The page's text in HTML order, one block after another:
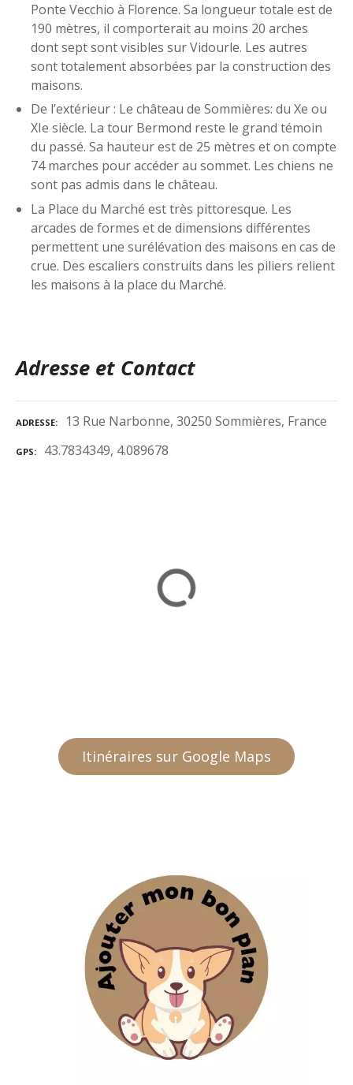
Ponte Vecchio à Florence. Sa longueur totale est de
190 mètres, il comporterait au moins 20 arches
dont sept sont visibles sur Vidourle. Les autres
sont totalement absorbées par la construction des
maisons.
De l’extérieur : Le château de Sommières: du Xe ou
XIe siècle. La tour Bermond reste le grand témoin
du passé. Sa hauteur est de 25 mètres et on compte
74 marches pour accéder au sommet. Les chiens ne
sont pas admis dans le château.
La Place du Marché est très pittoresque. Les
arcades de formes et de dimensions différentes
permettent une surélévation des maisons en cas de
crue. Des escaliers construits dans les piliers relient
les maisons à la place du Marché.
Adresse et Contact
ADRESSE 13 Rue Narbonne, 30250 Sommières, France
GPS 43.7834349, 4.089678
Itinéraires sur Google Maps